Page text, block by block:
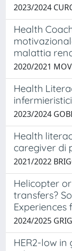
2023/2024
Health
malattia
2020/2021
Health
2023/2024
Health
caregiver di
2021/2022
Helicopter
transfers?
Experiences
2024/2025
HER2-low